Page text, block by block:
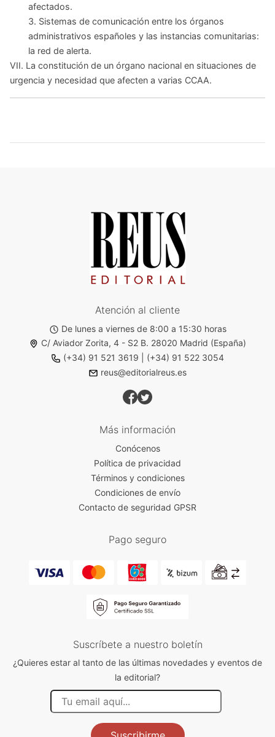
afectados.
3. Sistemas de comunicación entre los órganos
administrativos españoles y las instancias comunitarias:
la red de alerta.
VII. La constitución de un órgano nacional en situaciones de
urgencia y necesidad que afecten a varias CCAA.
Atención al cliente
De lunes a viernes de 8:00 a 15:30 horas
C/ Aviador Zorita, 4 - S2 B. 28020 Madrid (España)
(+34) 91 521 3619
(+34) 91 522 3054
reus@editorialreus.es
Más información
Conócenos
Política de privacidad
Términos y condiciones
Condiciones de envío
Contacto de seguridad GPSR
Pago seguro
Suscríbete a nuestro boletín
¿Quieres estar al tanto de las últimas novedades y eventos de
la editorial?